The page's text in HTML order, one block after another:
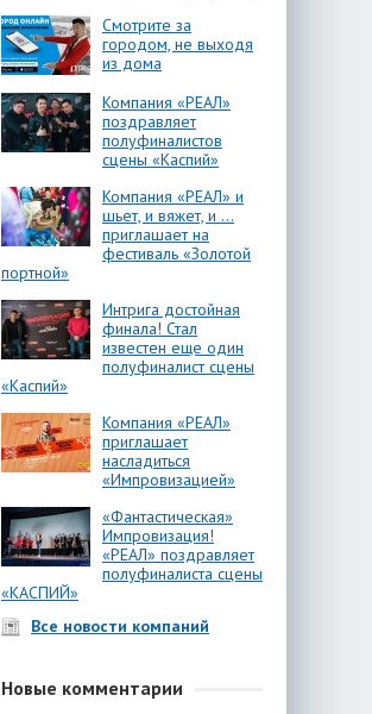
Смотрите за
городом, не выходя
из дома
Компания «РЕАЛ»
поздравляет
полуфиналистов
сцены «Каспий»
Компания «РЕАЛ» и
шьет, и вяжет, и …
приглашает на
фестиваль «Золотой
портной»
Интрига достойная
финала! Стал
известен еще один
полуфиналист сцены
«Каспий»
Компания «РЕАЛ»
приглашает
насладиться
«Импровизацией»
«Фантастическая»
Импровизация!
«РЕАЛ» поздравляет
полуфиналиста сцены
«КАСПИЙ»
Все новости компаний
Новые комментарии